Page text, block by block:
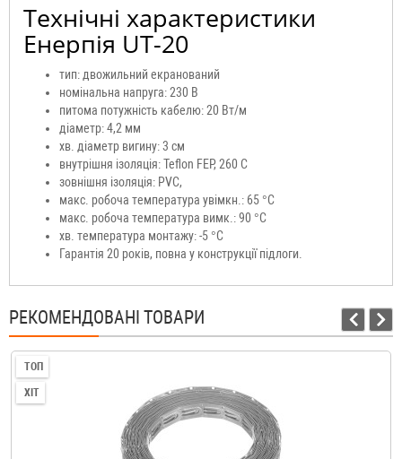
Технічні характеристики
Енерпія UT-20
тип: двожильний екранований
номінальна напруга: 230 В
питома потужність кабелю: 20 Вт/м
діаметр: 4,2 мм
хв. діаметр вигину: 3 см
внутрішня ізоляція: Teflon FEP, 260 C
зовнішня ізоляція: PVC,
макс. робоча температура увімкн.: 65 °C
макс. робоча температура вимк.: 90 °C
хв. температура монтажу: -5 °C
Гарантія 20 років, повна у конструкції підлоги.
РЕКОМЕНДОВАНІ ТОВАРИ
ТОП
ХІТ